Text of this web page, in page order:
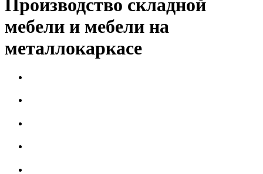
Производство складной
мебели и мебели на
металлокаркасе